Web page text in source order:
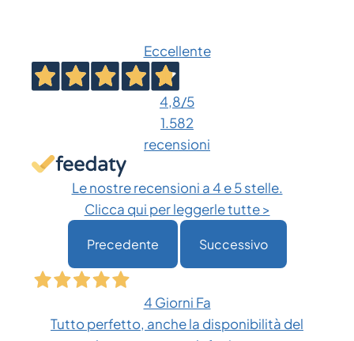
Eccellente
4,8/5
1.582
recensioni
Le nostre recensioni a 4 e 5 stelle.
Clicca qui per leggerle tutte >
Precedente Successivo
4 Giorni Fa
Tutto perfetto, anche la disponibilità del